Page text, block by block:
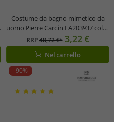
Costume da bagno mimetico da
uomo Pierre Cardin LA203937 color
kaki o blu/verde kaki
RRP48,72 €* 3,22 €
Nel carrello
-90%